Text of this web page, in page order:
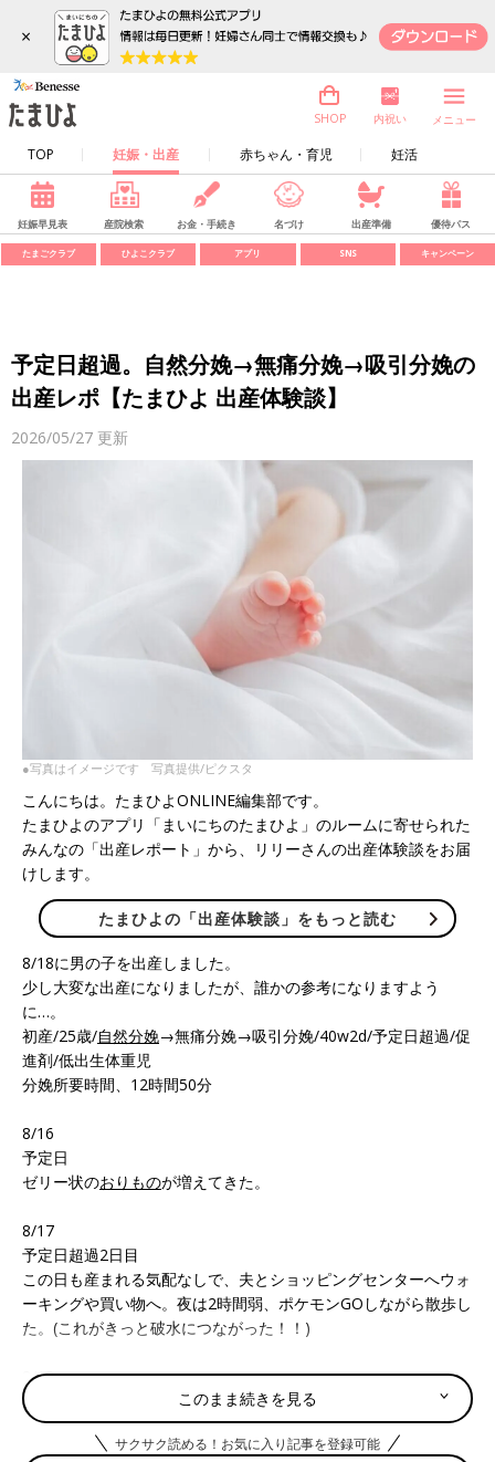
×
TOP 妊娠・出産 赤ちゃん・育児 妊活
SHOP 内祝い メニュー
妊娠早見表 産院検索 お金・手続き 名づけ 出産準備 優待パス
たまごクラブ ひよこクラブ アプリ SNS キャンペーン
予定日超過。自然分娩→無痛分娩→吸引分娩の
出産レポ【たまひよ 出産体験談】
2026/05/27 更新
●写真はイメージです 写真提供/ピクスタ
こんにちは。たまひよONLINE編集部です。
たまひよのアプリ「まいにちのたまひよ」のルームに寄せられた
みんなの「出産レポート」から、リリーさんの出産体験談をお届
けします。
たまひよの「出産体験談」をもっと読む
8/18に男の子を出産しました。
少し大変な出産になりましたが、誰かの参考になりますよう
に…。
初産/25歳/自然分娩→無痛分娩→吸引分娩/40w2d/予定日超過/促
進剤/低出生体重児
分娩所要時間、12時間50分
8/16
予定日
ゼリー状のおりものが増えてきた。
8/17
予定日超過2日目
この日も産まれる気配なしで、夫とショッピングセンターへウォ
ーキングや買い物へ。夜は2時間弱、ポケモンGOしながら散歩し
た。(これがきっと破水につながった！！)
8/18
3:00
寝ている時に破水。あきらかに尿もれとは違う量がジャバジャバ
出る。トイレへ行くとややピンク味あり。張り、痛みが少しある
このまま続きを見る
サクサク読める！お気に入り記事を登録可能